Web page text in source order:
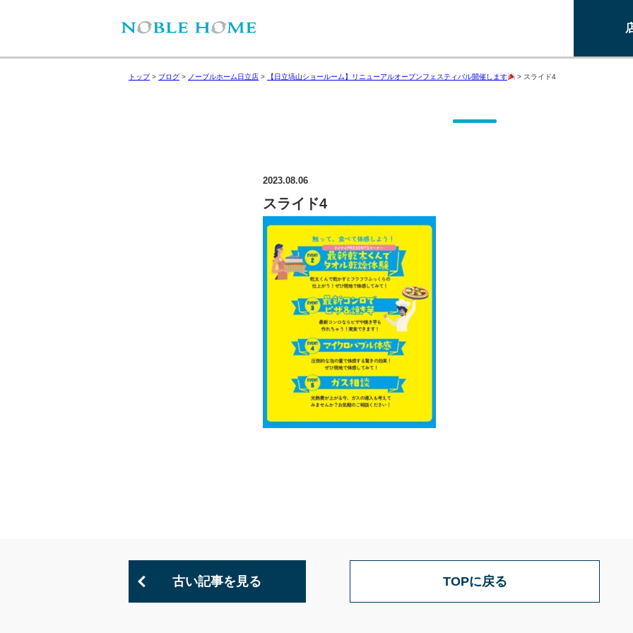
トップ> ブログ > ノーブルホーム日立店 > 【日立塙山ショールーム】リニューアルオープンフェスティバル開催します > スライド4
2023.08.06
スライド4
古い記事を見る TOPに戻る